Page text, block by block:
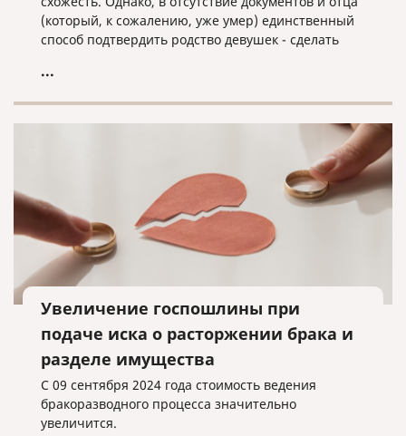
(который, к сожалению, уже умер) единственный
способ подтвердить родство девушек - сделать
неожиданным - удивились все участники
...
Увеличение госпошлины при
подаче иска о расторжении брака и
разделе имущества
С 09 сентября 2024 года стоимость ведения
бракоразводного процесса значительно
увеличится.